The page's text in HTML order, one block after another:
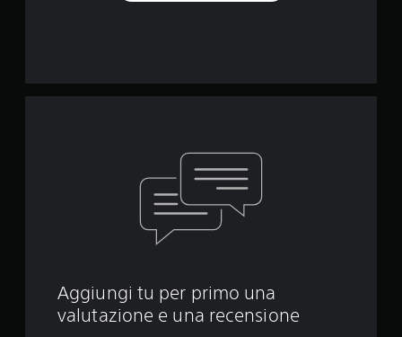
Aggiungi tu per primo una
valutazione e una recensione